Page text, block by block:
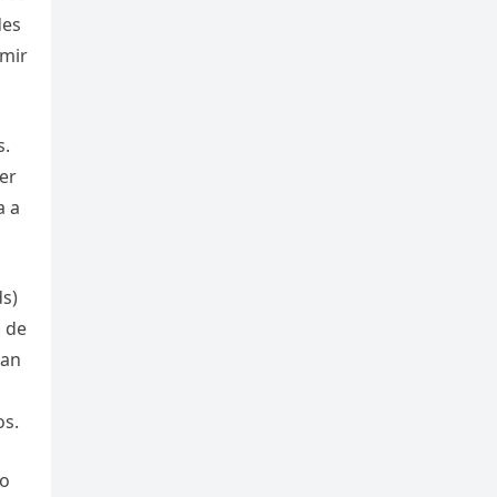
a
de